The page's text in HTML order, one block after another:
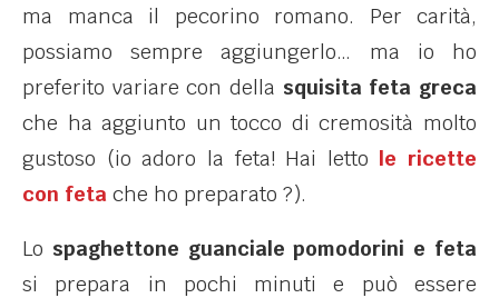
ma manca il pecorino romano. Per carità,
possiamo sempre aggiungerlo… ma io ho
preferito variare con della squisita feta greca
che ha aggiunto un tocco di cremosità molto
gustoso (io adoro la feta! Hai letto le ricette
con feta che ho preparato ?).
Lo spaghettone guanciale pomodorini e feta
si prepara in pochi minuti e può essere